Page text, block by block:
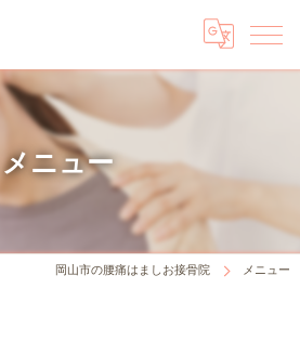
メニュー
岡山市の腰痛はましお接骨院 メニュー